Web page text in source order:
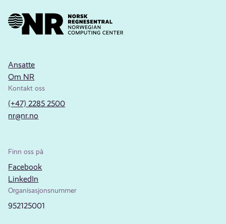
Ansatte
Om NR
Kontakt oss
(+47) 2285 2500
nr@nr.no
Finn oss på
Facebook
LinkedIn
Organisasjonsnummer
952125001